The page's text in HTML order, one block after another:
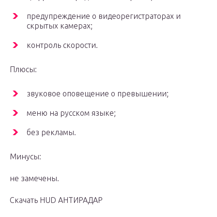
предупреждение о видеорегистраторах и
скрытых камерах;
контроль скорости.
Плюсы:
звуковое оповещение о превышении;
меню на русском языке;
без рекламы.
Минусы:
не замечены.
Скачать HUD АНТИРАДАР